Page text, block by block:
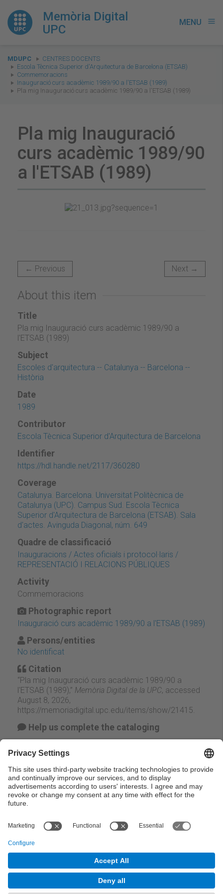
Memòria Digital
UPC
MENU menu
You
are
here:
MDUPC
CENTRES DOCENTS
Escola Tècnica Superior d'Arquitectura de Barcelona (ETSAB)
Commemoracions
Inauguració curs acadèmic 1989/90 a l'ETSAB (1989)
Pla mig Inauguració curs acadèmic 1989/90 a l'ETSAB (1989)
Pla mig Inauguració
curs acadèmic 1989/90
a l'ETSAB (1989)
← Previous Next →
About this item
Title
Pla mig Inauguració curs acadèmic 1989/90 a
l'ETSAB (1989)
Subject
Escoles d'arquitectura -- Catalunya -- Barcelona --
Història
Date
1989
Contributor
Escola Tècnica Superior d'Arquitectura de Barcelona
Identifier
https://hdl.handle.net/2117/360280
Coverage
Catalunya. Barcelona. Universitat Politècnica de
Catalunya (UPC). Campus Sud. Escola Tècnica
Superior d'Arquitectura de Barcelona (ETSAB). Sala
d'actes. Avinguda Diagonal, núm. 649
Quadre de classificació
Inauguracions / Actes oficials i protocol·laris /
REPRESENTACIÓ I RELACIONS PÚBLIQUES
Activity
Commemoracions
Photographic report
Inauguració curs acadèmic 1989/90 a l'ETSAB (1989)
Persons/entities
No identificat
Citation
“Pla mig Inauguració curs acadèmic 1989/90 a
l'ETSAB (1989),” Memòria Digital de la UPC, accessed
August 8, 2026,
https://memoriadigital.upc.edu/items/show/21415
Help us complete the cataloging
Suggest change
Facebook Twitter Email
© UPC Universitat Politècnica de Catalunya ·